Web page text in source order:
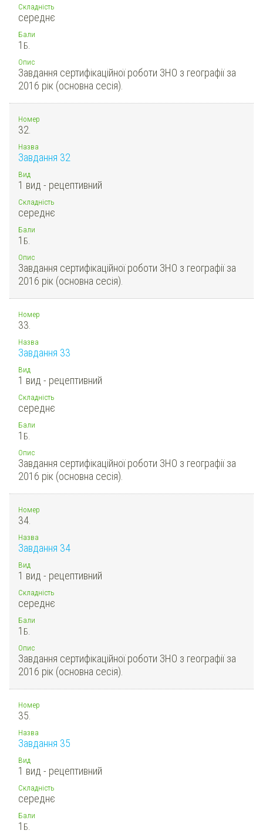
Складність
середнє
Бали
1 Б.
Опис
Завдання сертифікаційної роботи ЗНО з географії за
2016 рік (основна сесія).
Номер
32.
Назва
Завдання 32
Вид
1 вид - рецептивний
Складність
середнє
Бали
1 Б.
Опис
Завдання сертифікаційної роботи ЗНО з географії за
2016 рік (основна сесія).
Номер
33.
Назва
Завдання 33
Вид
1 вид - рецептивний
Складність
середнє
Бали
1 Б.
Опис
Завдання сертифікаційної роботи ЗНО з географії за
2016 рік (основна сесія).
Номер
34.
Назва
Завдання 34
Вид
1 вид - рецептивний
Складність
середнє
Бали
1 Б.
Опис
Завдання сертифікаційної роботи ЗНО з географії за
2016 рік (основна сесія).
Номер
35.
Назва
Завдання 35
Вид
1 вид - рецептивний
Складність
середнє
Бали
1 Б.